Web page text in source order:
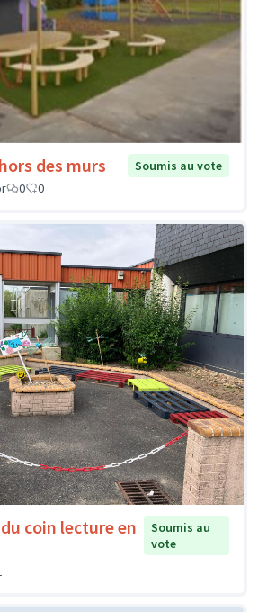
des murs
Soumis au vote
0 0
coin lecture en
Soumis au
vote